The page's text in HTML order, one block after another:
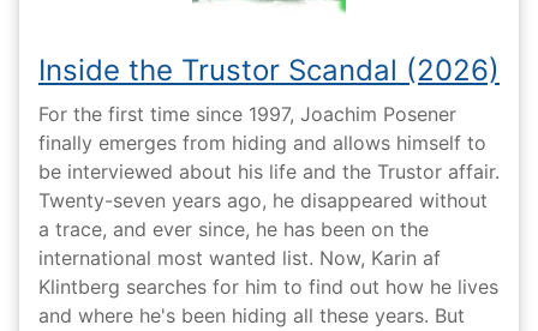
Inside the Trustor Scandal (2026)
For the first time since 1997, Joachim Posener
finally emerges from hiding and allows himself to
be interviewed about his life and the Trustor affair.
Twenty-seven years ago, he disappeared without
a trace, and ever since, he has been on the
international most wanted list. Now, Karin af
Klintberg searches for him to find out how he lives
and where he's been hiding all these years. But